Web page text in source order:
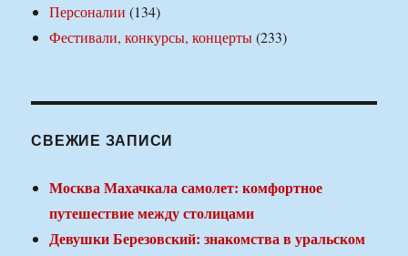
Персоналии (134)
Фестивали, конкурсы, концерты(233)
СВЕЖИЕ ЗАПИСИ
Москва Махачкала самолет: комфортное
путешествие между столицами
Девушки Березовский: знакомства в уральском